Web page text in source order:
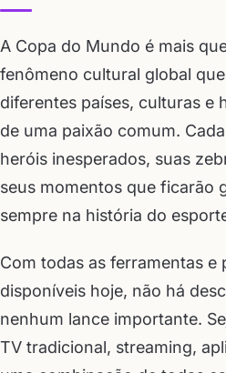
A Copa do Mundo é mais
fenômeno cultural global
diferentes países, culturas e
de uma paixão comum.
heróis inesperados, suas
seus momentos que ficarão
sempre na história do
Com todas as ferramentas e
disponíveis hoje, não há
nenhum lance importante.
TV tradicional, streaming,